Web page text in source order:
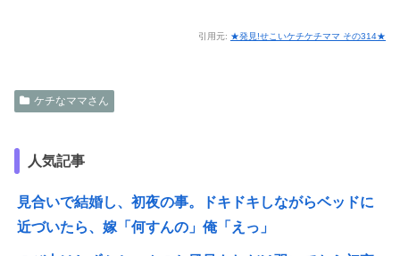
引用元: ★発見!せこいケチケチママ その314★
ケチなママさん
人気記事
見合いで結婚し、初夜の事。ドキドキしながらベッドに
近づいたら、嫁「何すんの」俺「えっ」